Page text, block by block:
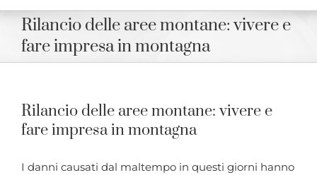
Rilancio delle aree montane: vivere e
fare impresa in montagna
Rilancio delle aree montane: vivere e
fare impresa in montagna
I danni causati dal maltempo in questi giorni hanno